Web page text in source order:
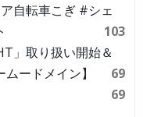
自転車こぎ #シェ
103
」取り扱い開始＆
ードメイン】
69
69